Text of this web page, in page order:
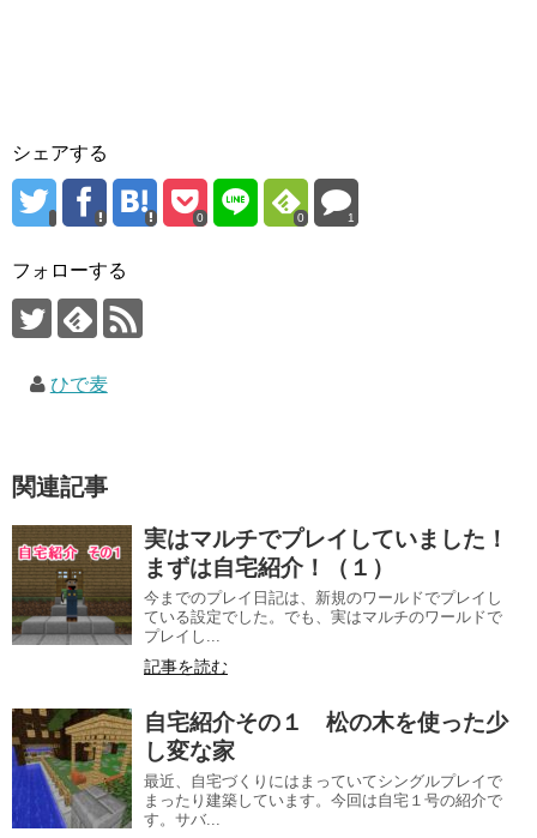
シェアする
0 0 1
フォローする
ひで麦
関連記事
実はマルチでプレイしていました！
まずは自宅紹介！（１）
今までのプレイ日記は、新規のワールドでプレイし
ている設定でした。でも、実はマルチのワールドで
プレイし...
記事を読む
自宅紹介その１ 松の木を使った少
し変な家
最近、自宅づくりにはまっていてシングルプレイで
まったり建築しています。今回は自宅１号の紹介で
す。サバ...